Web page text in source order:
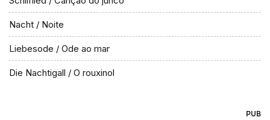
Nacht / Noite
Liebesode / Ode ao mar
Die Nachtigall / O rouxinol
PUB